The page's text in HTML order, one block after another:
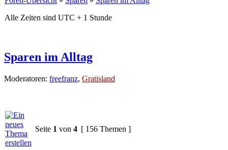
Alle Zeiten sind UTC + 1 Stunde
Sparen im Alltag
Moderatoren: freefranz, Gratisland
Seite 1 von 4 [ 156 Themen ]